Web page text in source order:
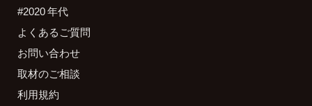
#2020 年代
よくあるご質問
お問い合わせ
取材のご相談
利用規約